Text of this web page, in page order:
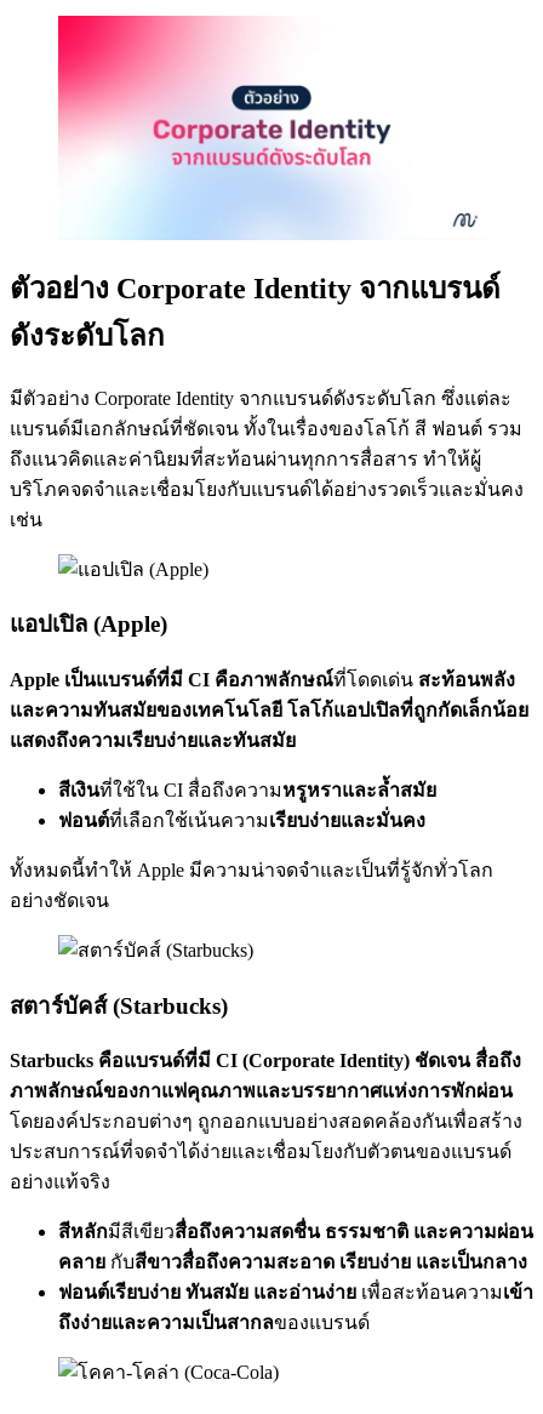
ตัวอย่าง Corporate Identity จากแบรนด์
ดังระดับโลก
มีตัวอย่าง Corporate Identity จากแบรนด์ดังระดับโลก ซึ่งแต่ละ
แบรนด์มีเอกลักษณ์ที่ชัดเจน ทั้งในเรื่องของโลโก้ สี ฟอนต์ รวม
ถึงแนวคิดและค่านิยมที่สะท้อนผ่านทุกการสื่อสาร ทำให้ผู้
บริโภคจดจำและเชื่อมโยงกับแบรนด์ได้อย่างรวดเร็วและมั่นคง
เช่น
แอปเปิล (Apple)
Apple เป็นแบรนด์ที่มี CI คือภาพลักษณ์ที่โดดเด่น สะท้อนพลัง
และความทันสมัยของเทคโนโลยี โลโก้แอปเปิลที่ถูกกัดเล็กน้อย
แสดงถึงความเรียบง่ายและทันสมัย
สีเงินที่ใช้ใน CI สื่อถึงความหรูหราและล้ำสมัย
ฟอนต์ที่เลือกใช้เน้นความเรียบง่ายและมั่นคง
ทั้งหมดนี้ทำให้ Apple มีความน่าจดจำและเป็นที่รู้จักทั่วโลก
อย่างชัดเจน
สตาร์บัคส์ (Starbucks)
Starbucks คือแบรนด์ที่มี CI (Corporate Identity) ชัดเจน สื่อถึง
ภาพลักษณ์ของกาแฟคุณภาพและบรรยากาศแห่งการพักผ่อน
โดยองค์ประกอบต่างๆ ถูกออกแบบอย่างสอดคล้องกันเพื่อสร้าง
ประสบการณ์ที่จดจำได้ง่ายและเชื่อมโยงกับตัวตนของแบรนด์
อย่างแท้จริง
สีหลักมีสีเขียวสื่อถึงความสดชื่น ธรรมชาติ และความผ่อน
คลาย กับสีขาวสื่อถึงความสะอาด เรียบง่าย และเป็นกลาง
ฟอนต์เรียบง่าย ทันสมัย และอ่านง่าย เพื่อสะท้อนความเข้า
ถึงง่ายและความเป็นสากลของแบรนด์